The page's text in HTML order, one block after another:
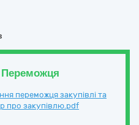
Переможця
переможця закупівлі та
про закупівлю.pdf